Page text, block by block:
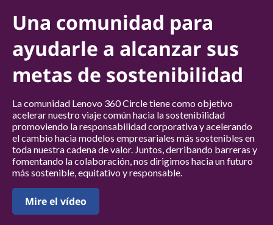
Una comunidad para
ayudarle a alcanzar sus
metas de sostenibilidad
La comunidad Lenovo 360 Circle tiene como objetivo
acelerar nuestro viaje común hacia la sostenibilidad
promoviendo la responsabilidad corporativa y acelerando
el cambio hacia modelos empresariales más sostenibles en
toda nuestra cadena de valor. Juntos, derribando barreras y
fomentando la colaboración, nos dirigimos hacia un futuro
más sostenible, equitativo y responsable.
Mire el vídeo